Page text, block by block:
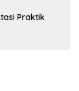
Praktik